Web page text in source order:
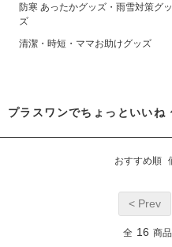
防寒 あったかグッズ・雨雪対策グッ
ズ
清潔・時短・ママお助けグッズ
プラスワンでちょっといいね
おすすめ順
< Prev
全 16 商品